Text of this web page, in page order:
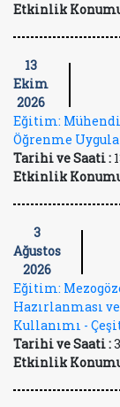
Etkinlik
13
Ekim
2026
Eğitim:
Öğrenme
Tarihi ve Saati :
Etkinlik
3
Ağustos
2026
Eğitim:
Hazırlanması
Kullanımı -
Tarihi ve Saati :
Etkinlik